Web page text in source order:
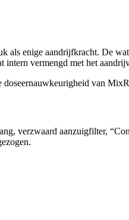
als enige aandrijfkracht. De
intern vermengd met het
van
verzwaard aanzuigfilter,